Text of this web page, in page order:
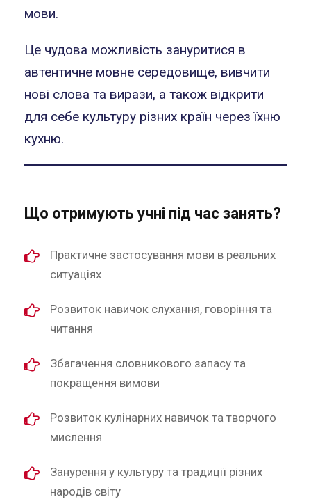
мови.
Це чудова можливість зануритися в
автентичне мовне середовище, вивчити
нові слова та вирази, а також відкрити
для себе культуру різних країн через їхню
кухню.
Що отримують учні під час занять?
Практичне застосування мови в реальних
ситуаціях
Розвиток навичок слухання, говоріння та
читання
Збагачення словникового запасу та
покращення вимови
Розвиток кулінарних навичок та творчого
мислення
Занурення у культуру та традиції різних
народів світу